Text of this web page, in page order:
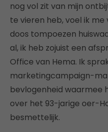
nog vol zit van mijn
te vieren heb, voel ik
doos tompoezen
al, ik heb zojuist een
Office van Hema. Ik
marketingcampaign-
bevlogenheid waarmee
over het 93-jarige oer-
besmettelijk.